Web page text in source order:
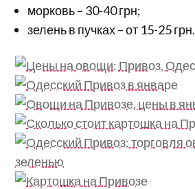
морковь – 30-40 грн;
зелень в пучках – от 15-25 грн.